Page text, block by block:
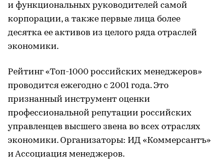
и функциональных руководителей самой
корпорации, а также первые лица более
десятка ее активов из целого ряда отраслей
экономики.
Рейтинг «Топ-1000 российских менеджеров»
проводится ежегодно с 2001 года. Это
признанный инструмент оценки
профессиональной репутации российских
управленцев высшего звена во всех отраслях
экономики. Организаторы: ИД «Коммерсантъ»
и Ассоциация менеджеров.